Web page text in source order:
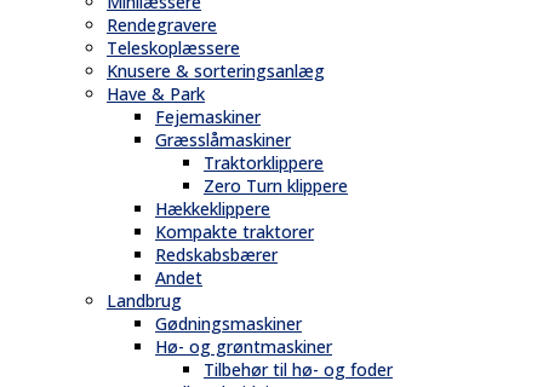
Rendegravere
Teleskoplæssere
Knusere & sorteringsanlæg
Have & Park
Fejemaskiner
Græsslåmaskiner
Traktorklippere
Zero Turn klippere
Hækkeklippere
Kompakte traktorer
Redskabsbærer
Andet
Landbrug
Gødningsmaskiner
Hø- og grøntmaskiner
Tilbehør til hø- og foder